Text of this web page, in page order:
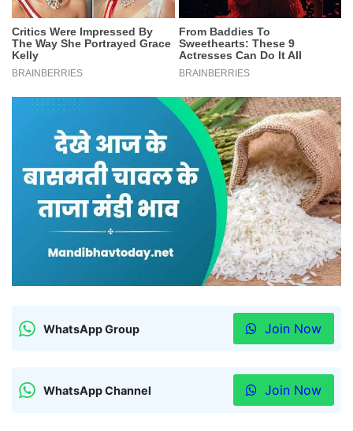
WhatsApp Group Join Now
WhatsApp Channel Join Now